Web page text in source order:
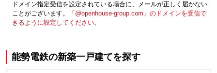
ドメイン指定受信を設定されている場合に、メールが正しく届かない
ことがございます。
「@openhouse-group.com」のドメインを受信で
きるように設定してください。
能勢電鉄の新築一戸建てを探す